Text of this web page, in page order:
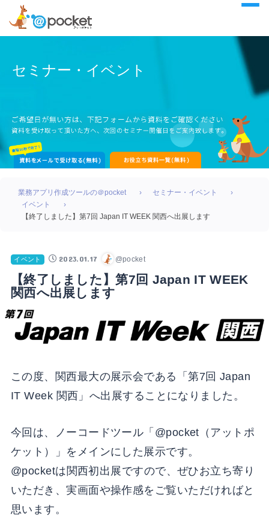
セミナー・イベント
業務アプリ作成ツールの＠pocket
セミナー・イベント
イベント
【終了しました】第7回 Japan IT WEEK 関西へ出展します
イベント 2023.01.17 @pocket
【終了しました】第7回 Japan IT WEEK
関西へ出展します
この度、関西最大の展示会である「第7回 Japan
IT Week 関西」へ出展することになりました。
今回は、ノーコードツール「@pocket（アットポ
ケット）」をメインにした展示です。
@pocketは関西初出展ですので、ぜひお立ち寄り
いただき、実画面や操作感をご覧いただければと
思います。